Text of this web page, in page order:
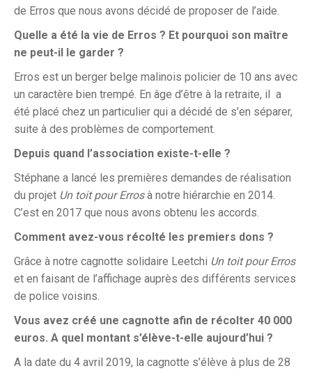
de Erros que nous avons décidé de proposer de l’aide.
Quelle a été la vie de Erros ? Et pourquoi son maître
ne peut-il le garder ?
Erros est un berger belge malinois policier de 10 ans avec
un caractère bien trempé. En âge d’être à la retraite, il a
été placé chez un particulier qui a décidé de s’en séparer,
suite à des problèmes de comportement.
Depuis quand l’association existe-t-elle ?
Stéphane a lancé les premières demandes de réalisation
du projet Un toit pour Errosà notre hiérarchie en 2014.
C’est en 2017 que nous avons obtenu les accords.
Comment avez-vous récolté les premiers dons ?
Grâce à notre cagnotte solidaire Leetchi Un toit pour Erros
et en faisant de l’affichage auprès des différents services
de police voisins.
Vous avez créé une cagnotte afin de récolter 40 000
euros. A quel montant s’élève-t-elle aujourd’hui ?
A la date du 4 avril 2019, la cagnotte s’élève à plus de 28